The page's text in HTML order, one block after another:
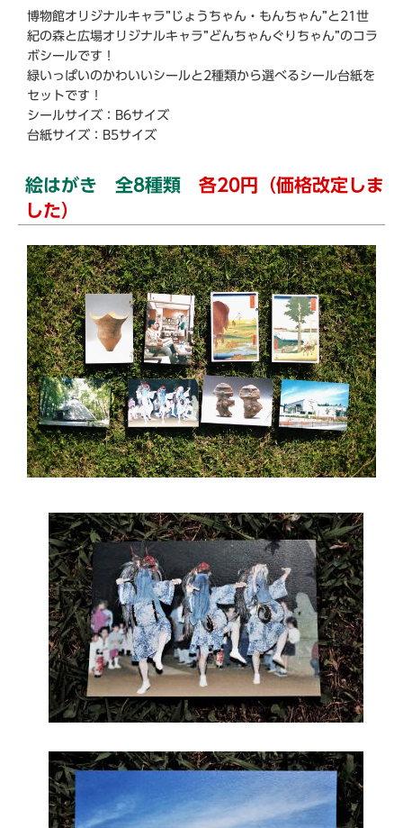
博物館オリジナルキャラ”じょうちゃん・もんちゃん”と21世
紀の森と広場オリジナルキャラ”どんちゃんぐりちゃん”のコラ
ボシールです！
緑いっぱいのかわいいシールと2種類から選べるシール台紙を
セットです！
シールサイズ：B6サイズ
台紙サイズ：B5サイズ
絵はがき 全8種類 各20円（価格改定しま
した）